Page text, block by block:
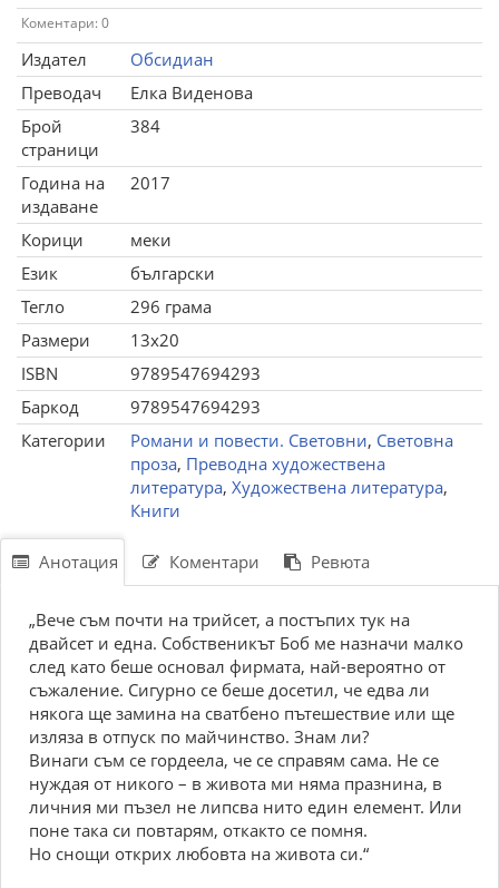
Коментари: 0
Издател
Обсидиан
Преводач
Елка Виденова
Брой
страници
384
Година на
издаване
2017
Корици
меки
Език
български
Тегло
296 грама
Размери
13x20
ISBN
9789547694293
Баркод
9789547694293
Категории
Романи и повести. Световни, Световна
проза, Преводна художествена
литература, Художествена литература,
Книги
Анотация Коментари Ревюта
„Вече съм почти на трийсет, а постъпих тук на
двайсет и една. Собственикът Боб ме назначи малко
след като беше основал фирмата, най-вероятно от
съжаление. Сигурно се беше досетил, че едва ли
някога ще замина на сватбено пътешествие или ще
изляза в отпуск по майчинство. Знам ли?
Винаги съм се гордеела, че се справям сама. Не се
нуждая от никого – в живота ми няма празнина, в
личния ми пъзел не липсва нито един елемент. Или
поне така си повтарям, откакто се помня.
Но снощи открих любовта на живота си.“